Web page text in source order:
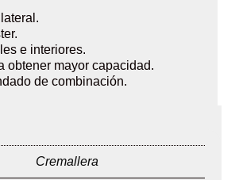
e interiores.
obtener mayor capacidad.
de combinación.
Cremallera